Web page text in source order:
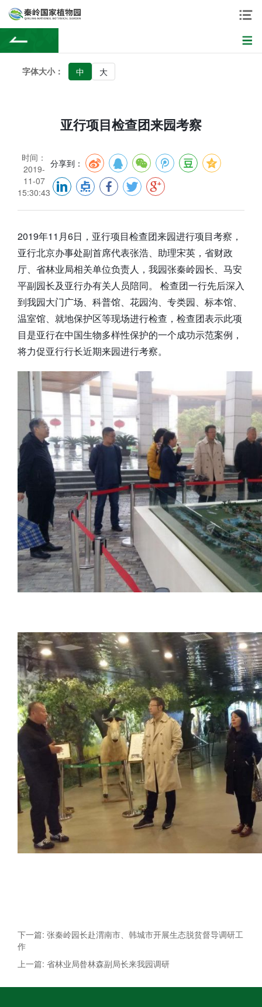
字体大小： 中 大
亚行项目检查团来园考察
时间：
2019-
11-07
15:30:43
分享到：
2019年11月6日，亚行项目检查团来园进行项目考察，
亚行北京办事处副首席代表张浩、助理宋英，省财政
厅、省林业局相关单位负责人，我园张秦岭园长、马安
平副园长及亚行办有关人员陪同。 检查团一行先后深入
到我园大门广场、科普馆、花园沟、专类园、标本馆、
温室馆、就地保护区等现场进行检查，检查团表示此项
目是亚行在中国生物多样性保护的一个成功示范案例，
将力促亚行行长近期来园进行考察。
下一篇: 张秦岭园长赴渭南市、韩城市开展生态脱贫督导调研工
作
上一篇: 省林业局昝林森副局长来我园调研